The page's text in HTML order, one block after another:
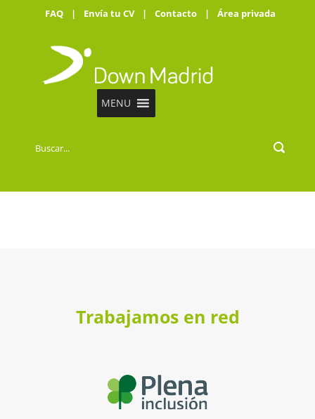
FAQ | Envía tu CV | Contacto | Área privada
MENU
Trabajamos en red